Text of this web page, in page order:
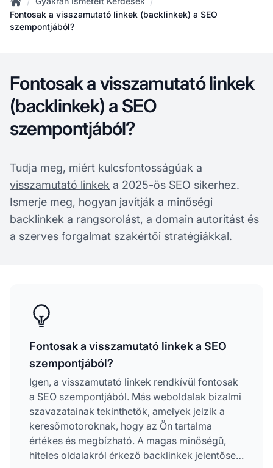
Home
Fontosak a visszamutató linkek (backlinkek) a SEO
szempontjából?
Fontosak a visszamutató linkek
(backlinkek) a SEO
szempontjából?
Tudja meg, miért kulcsfontosságúak a
visszamutató linkek a 2025-ös SEO sikerhez.
Ismerje meg, hogyan javítják a minőségi
backlinkek a rangsorolást, a domain autoritást és
a szerves forgalmat szakértői stratégiákkal.
Fontosak a visszamutató linkek a SEO
szempontjából?
Igen, a visszamutató linkek rendkívül fontosak
a SEO szempontjából. Más weboldalak bizalmi
szavazatainak tekinthetők, amelyek jelzik a
keresőmotoroknak, hogy az Ön tartalma
értékes és megbízható. A magas minőségű,
hiteles oldalakról érkező backlinkek jelentősen